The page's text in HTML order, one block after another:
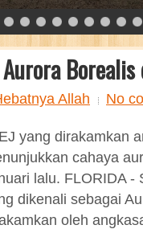
Allah No
yang dirakamkan
cahaya
lalu. FLORIDA -
dikenali sebagai
oleh